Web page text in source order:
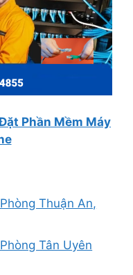
Phần Mềm Máy
Thuận An,
Tân Uyên